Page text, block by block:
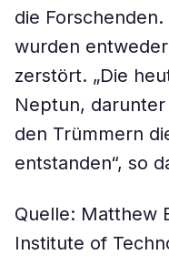
die
wurden
zerstört. „Die
Neptun,
den Trümmern
entstanden“, so
Quelle: Matthew
Institute of